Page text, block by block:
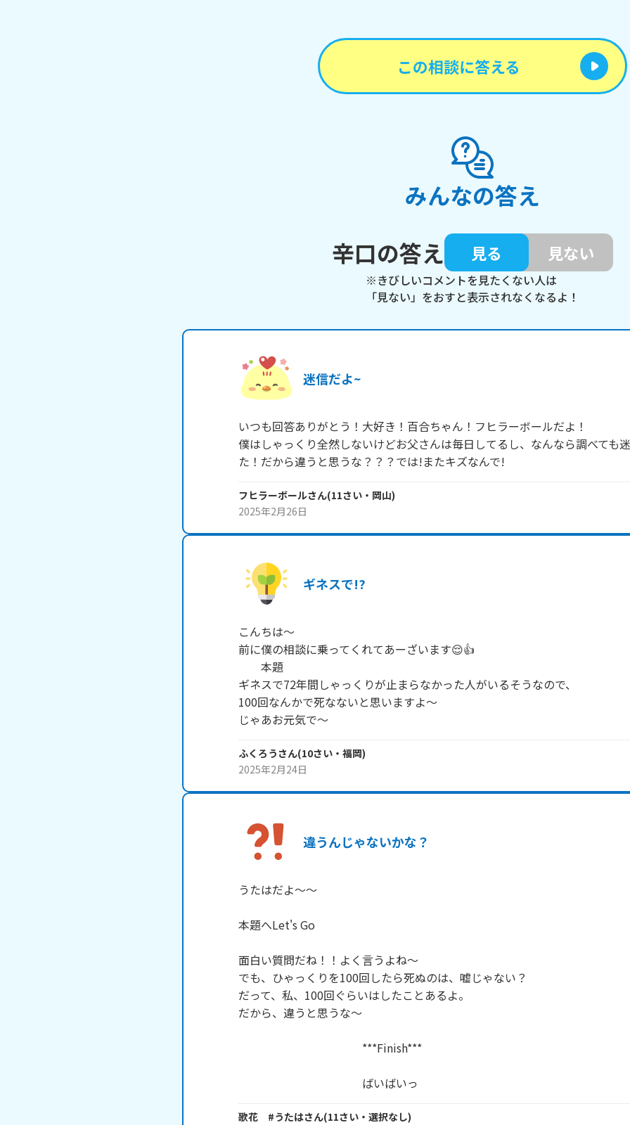
この相談に答える
みんなの答え
辛口の答え
見る 見ない
※きびしいコメントを見たくない人は
「見ない」をおすと表示されなくなるよ！
迷信だよ~
いつも回答ありがとう！大好き！百合ちゃん！フヒラーボールだよ！
僕はしゃっくり全然しないけどお父さんは毎日してるし、なんなら調べても
た！だから違うと思うな？？？では!またキズなんで!
フヒラーボールさん(11さい・ 岡山)
2025年2月26日
ギネスで!?
こんちは～
前に僕の相談に乗ってくれてあーざいます😌👍
本題
ギネスで72年間しゃっくりが止まらなかった人がいるそうなので、
100回なんかで死なないと思いますよ～
じゃあお元気で～
ふくろうさん(10さい・ 福岡)
2025年2月24日
違うんじゃないかな？
うたはだよ～～
本題へLet's Go
面白い質問だね！！よく言うよね～
でも、ひゃっくりを100回したら死ぬのは、嘘じゃない？
だって、私、100回ぐらいはしたことあるよ。
だから、違うと思うな～
***Finish***
ばいばいっ
歌花 #うたはさん(11さい・ 選択なし)